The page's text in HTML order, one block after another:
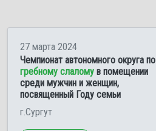
27 марта 2024
Чемпионат автономного округа по
гребному слалому в помещении
среди мужчин и женщин,
посвященный Году семьи
г.Сургут